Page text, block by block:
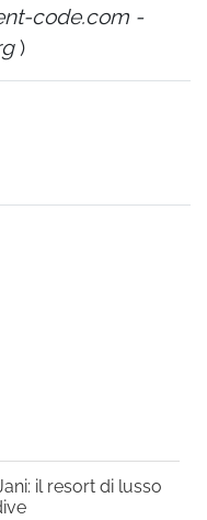
code.com -
)
il resort di lusso